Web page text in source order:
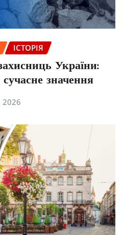
ІСТОРІЯ
України:
сучасне значення
2026